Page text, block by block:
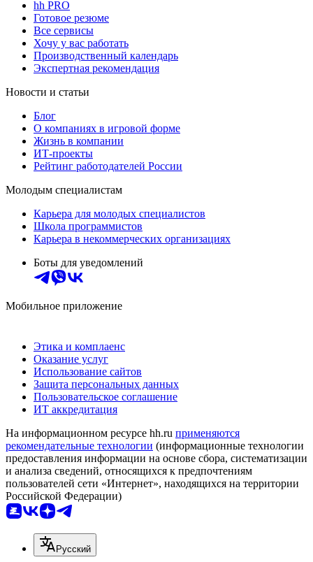
hh PRO
Готовое резюме
Все сервисы
Хочу у вас работать
Производственный календарь
Экспертная рекомендация
Новости и статьи
Блог
О компаниях в игровой форме
Жизнь в компании
ИТ-проекты
Рейтинг работодателей России
Молодым специалистам
Карьера для молодых специалистов
Школа программистов
Карьера в некоммерческих организациях
Боты для уведомлений
Мобильное приложение
Этика и комплаенс
Оказание услуг
Использование сайтов
Защита персональных данных
Пользовательское соглашение
ИТ аккредитация
На информационном ресурсе hh.ru применяются
рекомендательные технологии (информационные технологии
предоставления информации на основе сбора, систематизации
и анализа сведений, относящихся к предпочтениям
пользователей сети «Интернет», находящихся на территории
Российской Федерации)
Русский